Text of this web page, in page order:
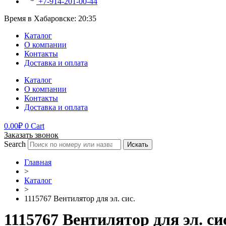
Время в Хабаровске: 20:35
Каталог
О компании
Контакты
Доставка и оплата
Каталог
О компании
Контакты
Доставка и оплата
0.00₽ 0 Cart
Заказать звонок
Search
Искать
Главная
>
Каталог
>
1115767 Вентилятор для эл. сис.
1115767 Вентилятор для эл.